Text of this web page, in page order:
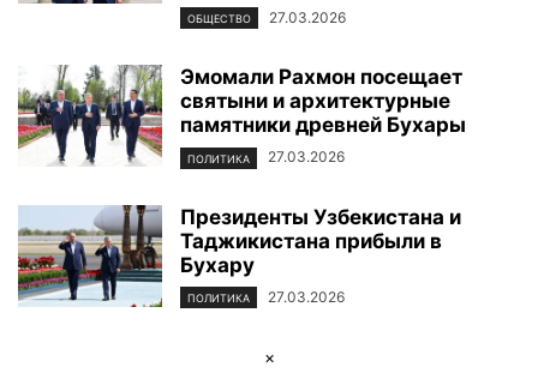
ОБЩЕСТВО 27.03.2026
Эмомали Рахмон посещает
святыни и архитектурные
памятники древней Бухары
ПОЛИТИКА 27.03.2026
Президенты Узбекистана и
Таджикистана прибыли в
Бухару
ПОЛИТИКА 27.03.2026
×